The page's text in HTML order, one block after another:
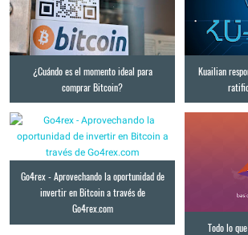
¿Cuándo es el momento ideal para
comprar Bitcoin?
Kuailian
Go4rex - Aprovechando la oportunidad de
invertir en Bitcoin a través de
Go4rex.com
Todo lo